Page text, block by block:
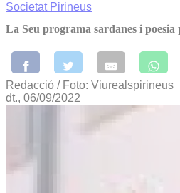
Societat Pirineus
La Seu programa sardanes i poesia
Redacció / Foto: Viurealspirineus
dt., 06/09/2022